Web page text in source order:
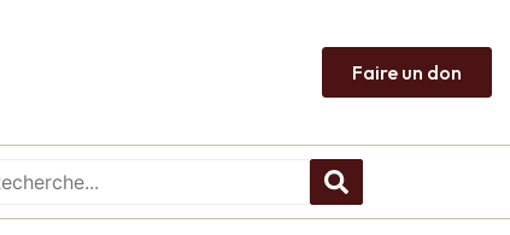
Faire un don